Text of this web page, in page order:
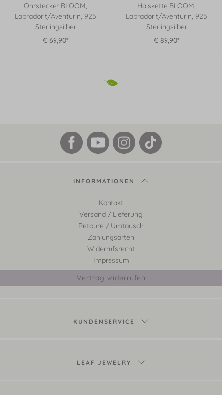
Ohrstecker BLOOM,
Labradorit/Aventurin, 925
Sterlingsilber
€ 69,90*
Halskette BLOOM,
Labradorit/Aventurin, 925
Sterlingsilber
€ 89,90*
INFORMATIONEN
Kontakt
Versand / Lieferung
Retoure / Umtausch
Zahlungsarten
Widerrufsrecht
Impressum
Vertrag widerrufen
KUNDENSERVICE
LEAF JEWELRY